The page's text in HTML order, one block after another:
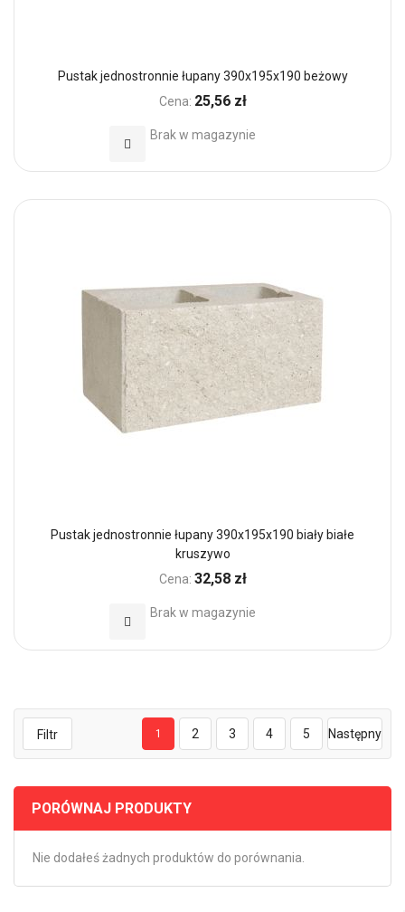
Pustak jednostronnie łupany 390x195x190 beżowy
Cena: 25,56 zł
Brak w magazynie
Dodaj do Ulubionych
Pustak jednostronnie łupany 390x195x190 biały białe
kruszywo
Cena: 32,58 zł
Brak w magazynie
Dodaj do Ulubionych
Filtr 1 2 3 4 5 Następny
PORÓWNAJ PRODUKTY
Nie dodałeś żadnych produktów do porównania.